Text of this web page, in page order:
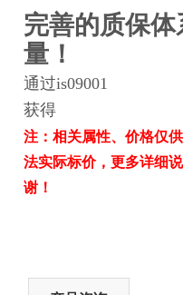
完善的质保
量！
通过is09001
获得
注：相关属性、价格仅
法实际标价，更多详细
谢！